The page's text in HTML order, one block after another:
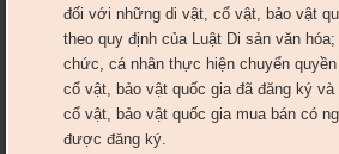
đối với những di vật, cổ vật, bảo vật
theo quy định của Luật Di sản văn
chức, cá nhân thực hiện chuyển
cổ vật, bảo vật quốc gia đã đăng ký
cổ vật, bảo vật quốc gia mua bán có
được đăng ký.